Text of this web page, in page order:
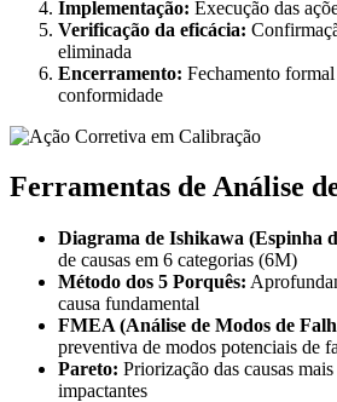
Implementação: Execução das
Verificação da eficácia:
eliminada
Encerramento: Fechamento
conformidade
Ferramentas de Análise
Diagrama de Ishikawa (Espinha
de causas em 6 categorias (6M)
Método dos 5 Porquês:
causa fundamental
FMEA (Análise de Modos de
preventiva de modos potenciais de
Pareto: Priorização das causas
impactantes